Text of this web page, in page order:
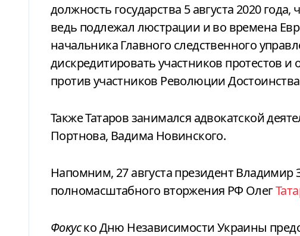
должность государства 5 августа 2020
ведь подлежал люстрации и во времена
начальника Главного следственного
дискредитировать участников протестов
против участников Революции
Также Татаров занимался адвокатской
Портнова, Вадима Новинского.
Напомним, 27 августа президент Владимир
полномасштабного вторжения РФ Олег
Фокуско Дню Независимости Украины